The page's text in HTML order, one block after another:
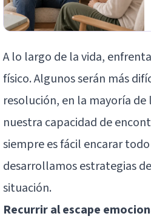
A lo largo de la vida,
físico. Algunos serán más
resolución, en la mayoría
nuestra capacidad de
siempre es fácil encarar
desarrollamos estrategias
situación.
Recurrir al escape